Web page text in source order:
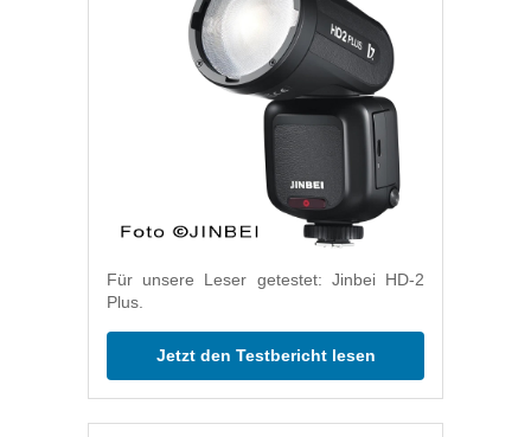
Für unsere Leser getestet: Jinbei HD-2
Plus.
Jetzt den Testbericht lesen